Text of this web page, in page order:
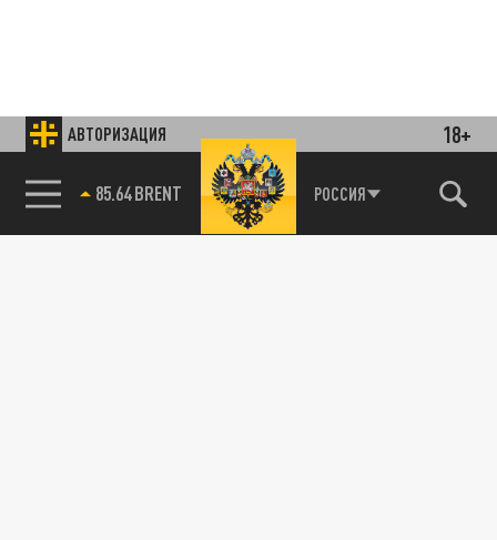
АВТОРИЗАЦИЯ 18+
85.64 BRENT РОССИЯ